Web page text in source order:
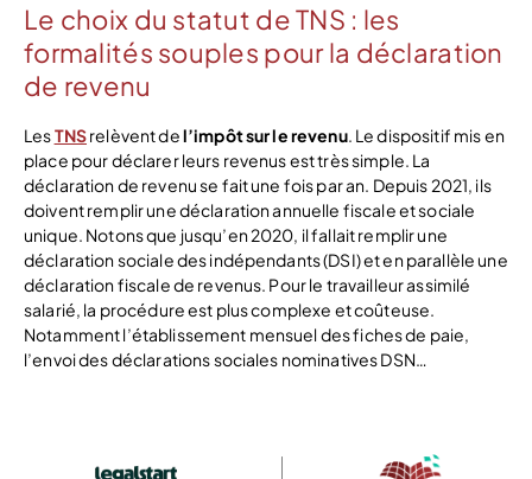
Le choix du statut de TNS : les
formalités souples pour la déclaration
de revenu
LesTNSrelèvent del’impôt sur le revenu. Le dispositif mis en
place pour déclarer leurs revenus est très simple. La
déclaration de revenu se fait une fois par an. Depuis 2021, ils
doivent remplir une déclaration annuelle fiscale et sociale
unique. Notons que jusqu’en 2020, il fallait remplir une
déclaration sociale des indépendants (DSI) et en parallèle une
déclaration fiscale de revenus. Pour le travailleur assimilé
salarié, la procédure est plus complexe et coûteuse.
Notamment l’établissement mensuel des fiches de paie,
l’envoi des déclarations sociales nominatives DSN…